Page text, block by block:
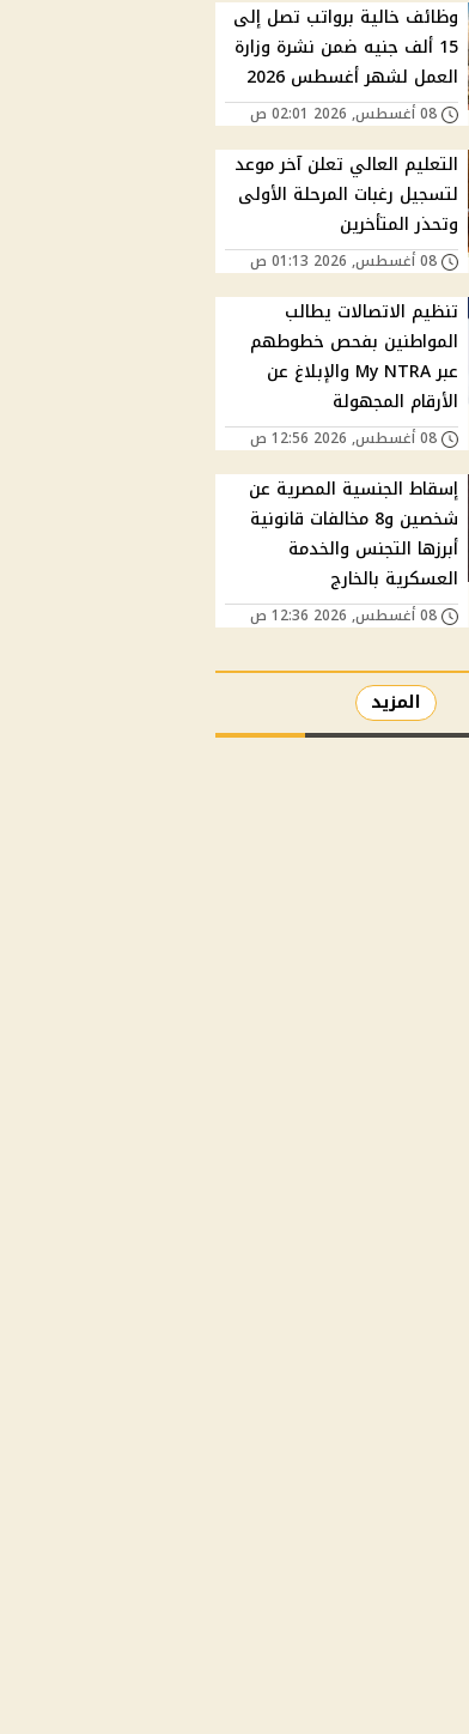
وظائف خالية برواتب تصل إلى
15 ألف جنيه ضمن نشرة وزارة
العمل لشهر أغسطس 2026
08 أغسطس, 2026 02:01 ص
التعليم العالي تعلن آخر موعد
لتسجيل رغبات المرحلة الأولى
وتحذر المتأخرين
08 أغسطس, 2026 01:13 ص
تنظيم الاتصالات يطالب
المواطنين بفحص خطوطهم
عبر My NTRA والإبلاغ عن
الأرقام المجهولة
08 أغسطس, 2026 12:56 ص
إسقاط الجنسية المصرية عن
شخصين و8 مخالفات قانونية
أبرزها التجنس والخدمة
العسكرية بالخارج
08 أغسطس, 2026 12:36 ص
المزيد